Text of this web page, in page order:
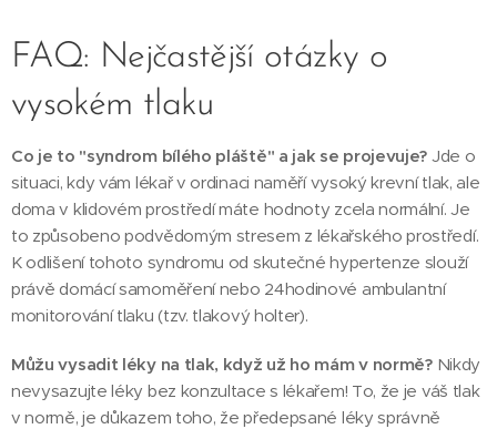
FAQ: Nejčastější otázky o
vysokém tlaku
Co je to "syndrom bílého pláště" a jak se projevuje? Jde o
situaci, kdy vám lékař v ordinaci naměří vysoký krevní tlak, ale
doma v klidovém prostředí máte hodnoty zcela normální. Je
to způsobeno podvědomým stresem z lékařského prostředí.
K odlišení tohoto syndromu od skutečné hypertenze slouží
právě domácí samoměření nebo 24hodinové ambulantní
monitorování tlaku (tzv. tlakový holter).
Můžu vysadit léky na tlak, když už ho mám v normě?Nikdy
nevysazujte léky bez konzultace s lékařem! To, že je váš tlak
v normě, je důkazem toho, že předepsané léky správně